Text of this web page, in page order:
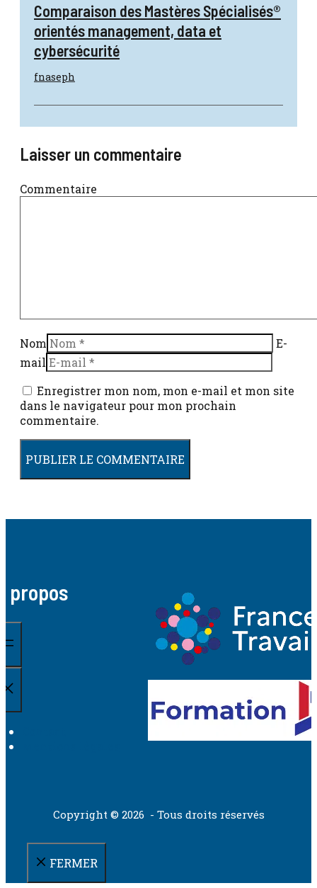
Comparaison des Mastères Spécialisés®
orientés management, data et
cybersécurité
fnaseph
Laisser un commentaire
Commentaire
Nom
E-
mail
Enregistrer mon nom, mon e-mail et mon site
dans le navigateur pour mon prochain
commentaire.
propos
Copyright © 2026 - Tous droits réservés
FERMER